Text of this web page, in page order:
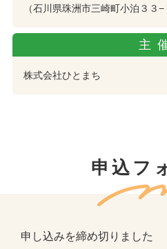
（石川県珠洲市三崎町小泊３３−
主
株式会社ひとまち
申込フ
申し込みを締め切りました